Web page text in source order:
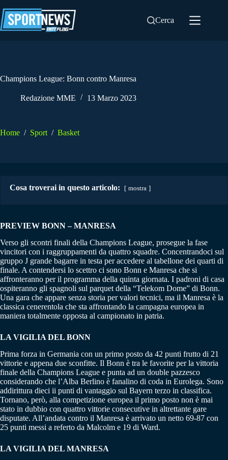
al
contenuto
Cerca
Champions League: Bonn contro Manresa
Redazione MME 13 Marzo 2023
Home / Sport / Basket
Cosa troverai in questo articolo: mostra
PREVIEW BONN – MANRESA
Verso gli scontri finali della Champions League, prosegue la fase
vincitori con i raggruppamenti da quattro squadre. Concentrandoci sul
gruppo J grande bagarre in testa per accedere al tabellone dei quarti di
finale. A contendersi lo scettro ci sono Bonn e Manresa che si
affronteranno per il programma della quinta giornata. I padroni di casa
ospiteranno gli spagnoli sul parquet della “Telekom Dome” di Bonn.
Una gara che appare senza storia per valori tecnici, ma il Manresa è la
classica cenerentola che sta affrontando la campagna europea in
maniera totalmente opposta al campionato in patria.
LA VIGILIA DEL BONN
Prima forza in Germania con un primo posto da 42 punti frutto di 21
vittorie e appena due sconfitte. Il Bonn è tra le favorite per la vittoria
finale della Champions League e punta ad un double pazzesco
considerando che l’Alba Berlino è fanalino di coda in Eurolega. Sono
addirittura dieci ii punti di vantaggio sul Bayern terzo in classifica.
Tornano, però, alla competizione europea il primo posto non è mai
stato in dubbio con quattro vittorie consecutive in altrettante gare
disputate. All’andata contro il Manresa è arrivato un netto 69-87 con
25 punti messi a referto da Malcolm e 19 di Ward.
LA VIGILIA DEL MANRESA